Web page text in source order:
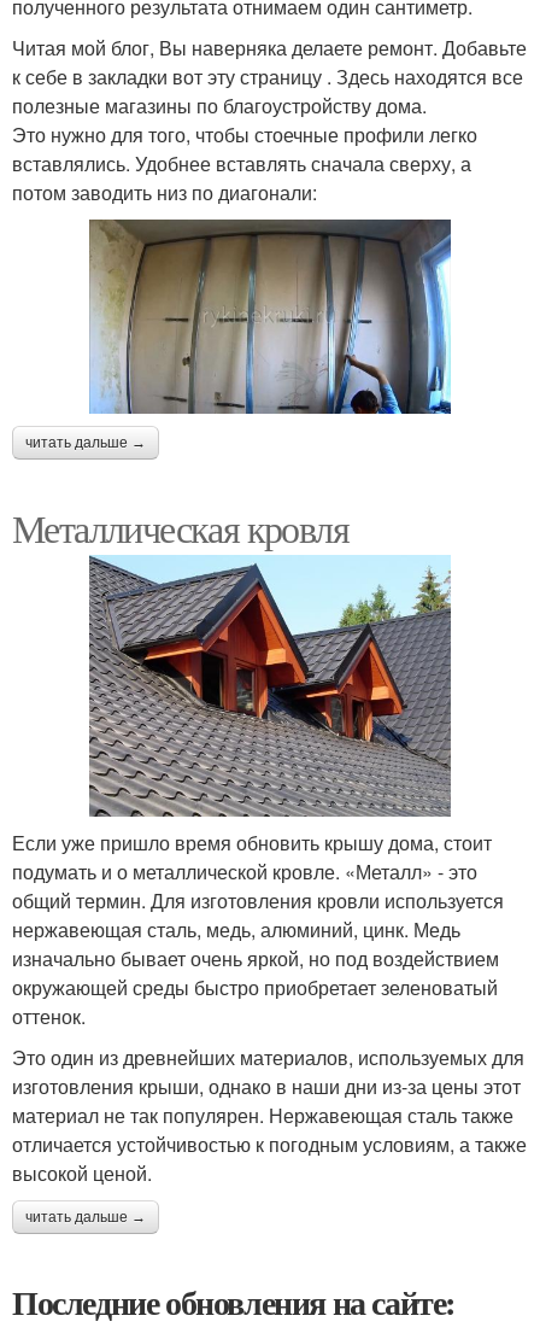
полученного результата отнимаем один сантиметр.
Читая мой блог, Вы наверняка делаете ремонт. Добавьте
к себе в закладки вот эту страницу . Здесь находятся все
полезные магазины по благоустройству дома.
Это нужно для того, чтобы стоечные профили легко
вставлялись. Удобнее вставлять сначала сверху, а
потом заводить низ по диагонали:
читать дальше →
Металлическая кровля
Если уже пришло время обновить крышу дома, стоит
подумать и о металлической кровле. «Металл» - это
общий термин. Для изготовления кровли используется
нержавеющая сталь, медь, алюминий, цинк. Медь
изначально бывает очень яркой, но под воздействием
окружающей среды быстро приобретает зеленоватый
оттенок.
Это один из древнейших материалов, используемых для
изготовления крыши, однако в наши дни из-за цены этот
материал не так популярен. Нержавеющая сталь также
отличается устойчивостью к погодным условиям, а также
высокой ценой.
читать дальше →
Последние обновления на сайте: